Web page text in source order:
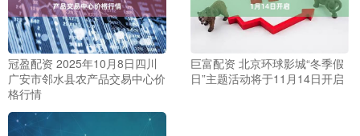
冠盈配资 2025年10月8日四川
广安市邻水县农产品交易中心价
格行情
巨富配资 北京环球影城“冬季假
日”主题活动将于11月14日开启